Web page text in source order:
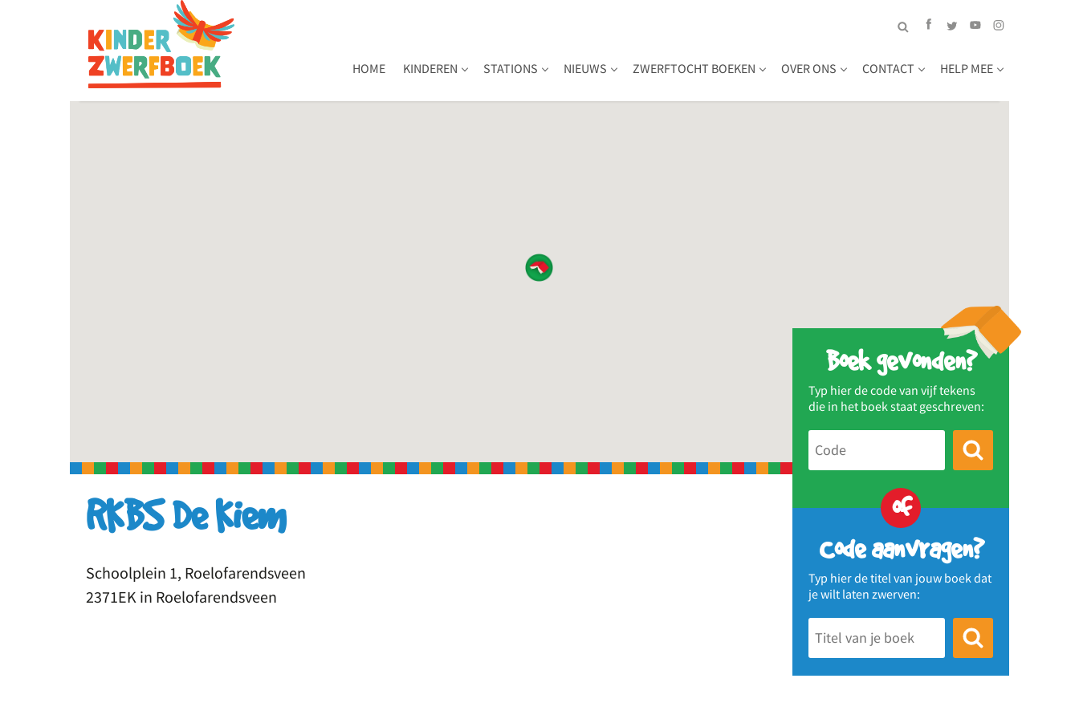
HOME KINDEREN STATIONS NIEUWS ZWERFTOCHT BOEKEN OVER ONS CONTACT HELP MEE
Boek gevonden?
Typ hier de code van vijf tekens
die in het boek staat geschreven:
of
Code aanvragen?
Typ hier de titel van jouw boek dat
je wilt laten zwerven:
RKBS De Kiem
Schoolplein 1, Roelofarendsveen
2371EK in Roelofarendsveen